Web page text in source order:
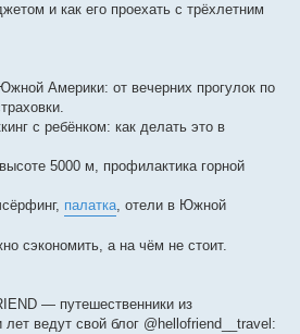
и как его проехать с трёхлетним
Америки: от вечерних прогулок по
с ребёнком: как делать это в
5000 м, профилактика горной
палатка, отели в Южной
сэкономить, а на чём не стоит.
— путешественники из
лет ведут свой блог @hellofriend__travel: